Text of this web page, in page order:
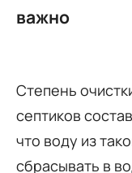
важно
Степень
септиков
что воду из
сбрасывать в